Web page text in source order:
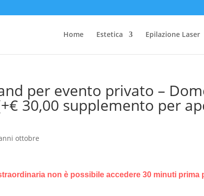
Home Estetica Epilazione Laser
per evento privato –
30,00 supplemento per
ottobre
non è possibile accedere 30 minuti prima